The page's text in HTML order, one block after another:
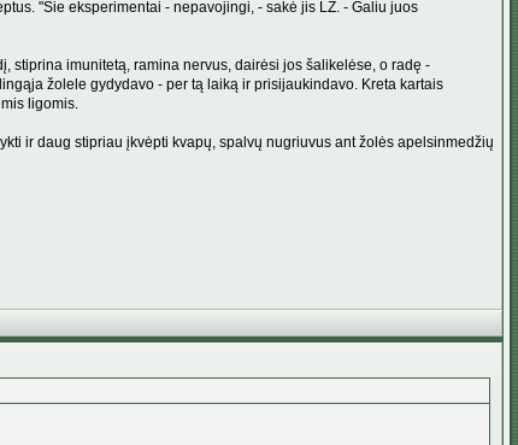
"Šie eksperimentai - nepavojingi, - sakė jis LŽ. - Galiu juos
stiprina imunitetą, ramina nervus, dairėsi jos šalikelėse, o radę -
žolele gydydavo - per tą laiką ir prisijaukindavo. Kreta kartais
ligomis.
ir daug stipriau įkvėpti kvapų, spalvų nugriuvus ant žolės apelsinmedžių